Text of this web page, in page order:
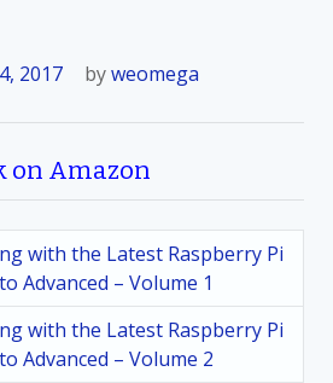
2017 byweomega
on Amazon
with the Latest Raspberry Pi
Advanced – Volume 1
with the Latest Raspberry Pi
Advanced – Volume 2